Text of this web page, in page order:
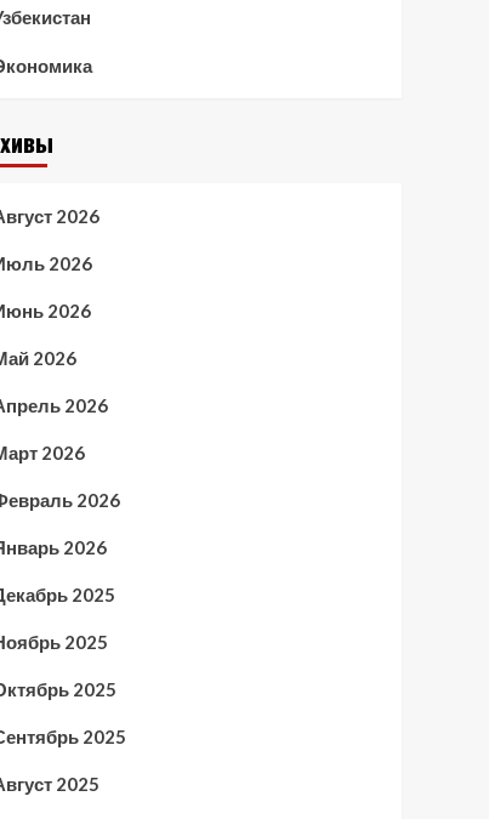
2026
2026
2026
2026
2026
2026
2026
2026
2025
2025
2025
2025
2025